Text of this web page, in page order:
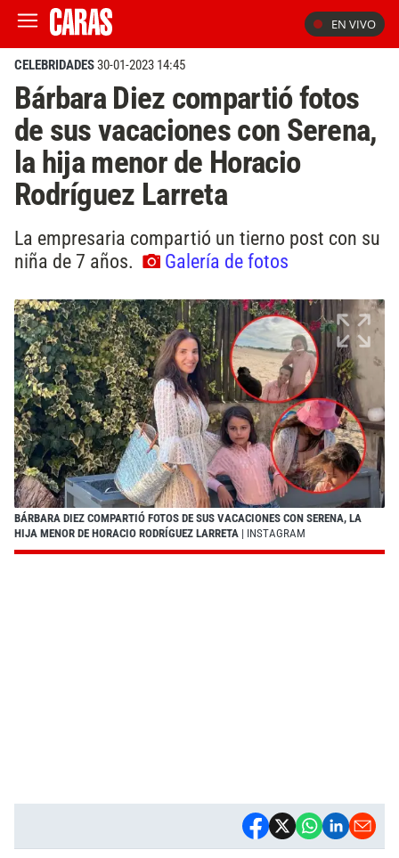
EN VIVO
CELEBRIDADES30-01-2023 14:45
Bárbara Diez compartió fotos
de sus vacaciones con Serena,
la hija menor de Horacio
Rodríguez Larreta
La empresaria compartió un tierno post con su
niña de 7 años.
Galería de fotos
BÁRBARA DIEZ COMPARTIÓ FOTOS DE SUS VACACIONES CON SERENA, LA
HIJA MENOR DE HORACIO RODRÍGUEZ LARRETA | INSTAGRAM